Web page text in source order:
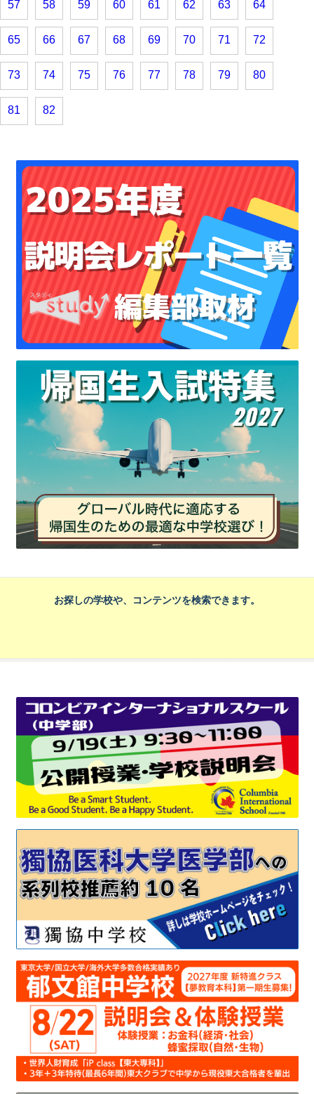
57 58 59 60 61 62 63 64
65 66 67 68 69 70 71 72
73 74 75 76 77 78 79 80
81 82
お探しの学校や、コンテンツを検索できます。